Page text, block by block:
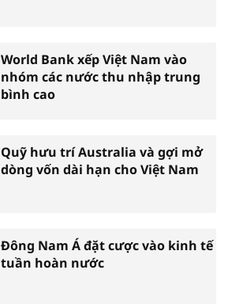
World Bank xếp Việt Nam vào
nhóm các nước thu nhập trung
bình cao
Quỹ hưu trí Australia và gợi mở
dòng vốn dài hạn cho Việt Nam
Đông Nam Á đặt cược vào kinh tế
tuần hoàn nước